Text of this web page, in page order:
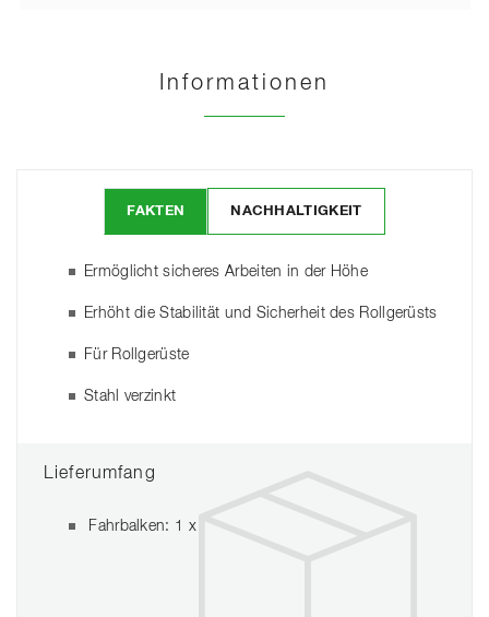
Informationen
FAKTEN NACHHALTIGKEIT
Ermöglicht sicheres Arbeiten in der Höhe
Erhöht die Stabilität und Sicherheit des Rollgerüsts
Für Rollgerüste
Stahl verzinkt
Lieferumfang
Fahrbalken: 1 x